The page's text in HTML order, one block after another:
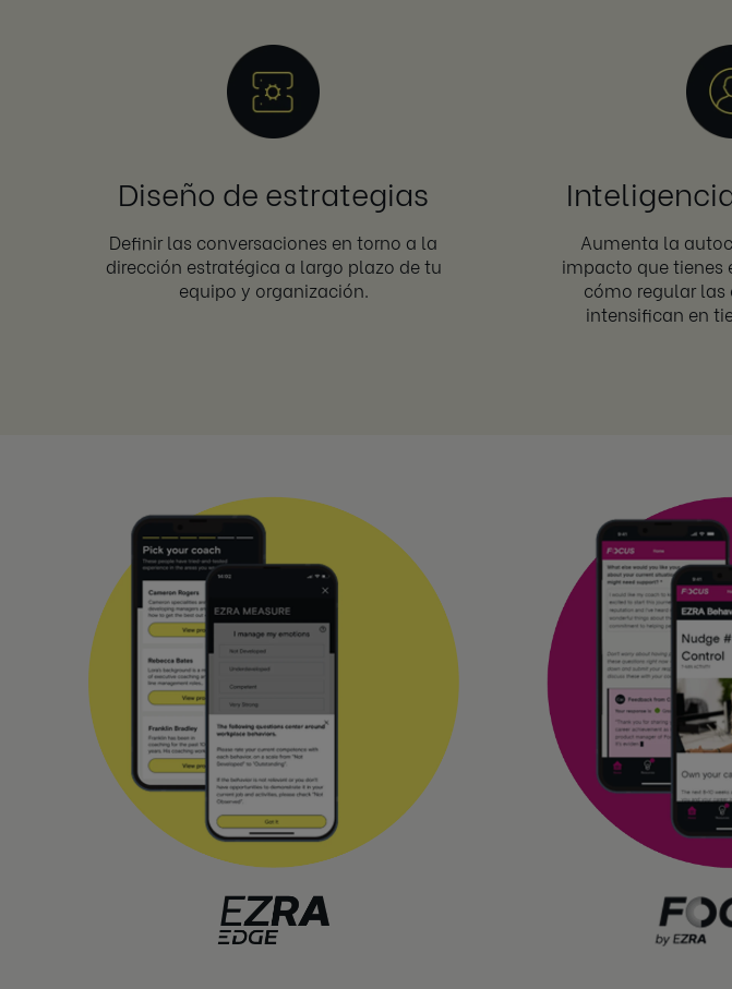
Diseño de estrategias
Definir las conversaciones en torno a la
dirección estratégica a largo plazo de tu
equipo y organización.
Aumenta la
impacto que tienes
cómo regular las
intensifican en